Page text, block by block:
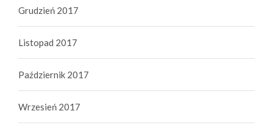
Grudzień 2017
Listopad 2017
Październik 2017
Wrzesień 2017